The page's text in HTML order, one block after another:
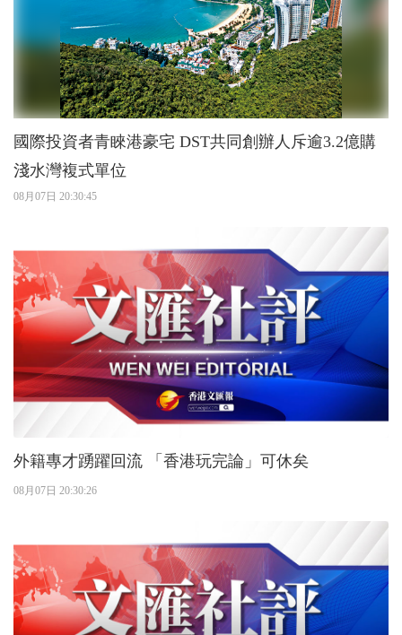
國際投資者青睞港豪宅 DST共同創辦人斥逾3.2億購
淺水灣複式單位
08月07日 20:30:45
外籍專才踴躍回流 「香港玩完論」可休矣
08月07日 20:30:26